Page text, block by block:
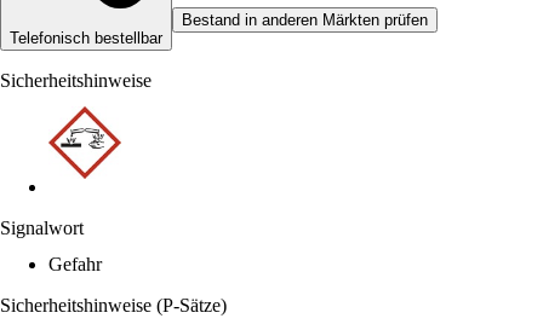
Telefonisch bestellbar
Bestand in anderen Märkten prüfen
Sicherheitshinweise
Signalwort
Gefahr
Sicherheitshinweise (P-Sätze)